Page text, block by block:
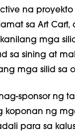
na proyekto
sa Art
mga
sa sining at
mga silid sa
sponsor ng
koponan ng
para sa